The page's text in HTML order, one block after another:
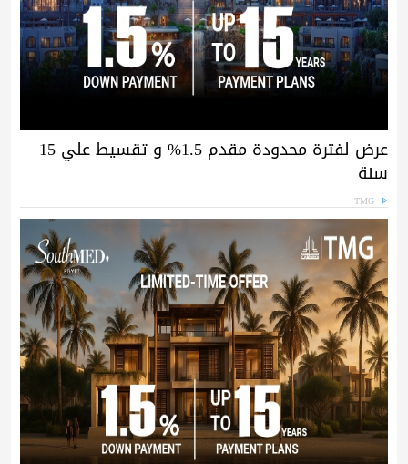
عرض لفترة محدودة مقدم 1.5% و تقسيط علي 15
سنة
TMG